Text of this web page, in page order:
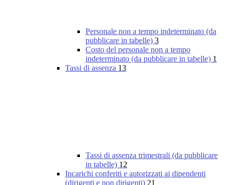
Personale non a tempo indeterminato (da
pubblicare in tabelle) 3
Costo del personale non a tempo
indeterminato (da pubblicare in tabelle) 1
Tassi di assenza 13
Tassi di assenza trimestrali (da pubblicare
in tabelle) 12
Incarichi conferiti e autorizzati ai dipendenti
(dirigenti e non dirigenti) 21